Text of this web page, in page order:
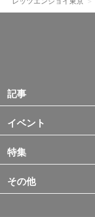
記事
イベント
特集
その他